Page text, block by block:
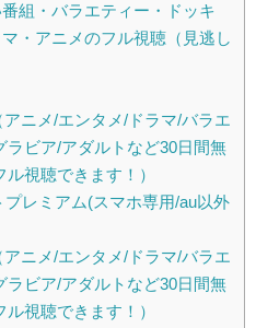
組・バラエティー・ドッキ
・アニメのフル視聴（見逃し
ニメ/エンタメ/ドラマ/バラエ
ラビア/アダルトなど30日間無
視聴できます！）
レミアム(スマホ専用/au以外
ニメ/エンタメ/ドラマ/バラエ
ラビア/アダルトなど30日間無
視聴できます！）